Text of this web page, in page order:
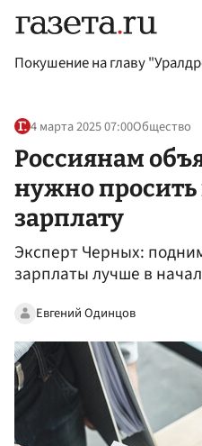
Покушение на главу
4 марта 2025 07:00Общество
Россиянам
нужно
зарплату
Эксперт Черных:
зарплаты лучше в
Евгений Одинцов